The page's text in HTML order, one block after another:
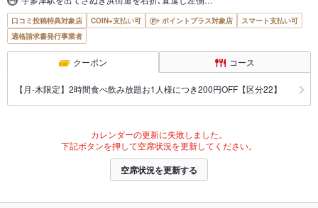
口コミ投稿特典対象店 COIN+支払い可 ポイントプラス対象店
スマート支払い可
適格請求書発行事業者
クーポン コース
【月‐木限定】2時間食べ飲み放題お1人様につき200円OFF【区分22】
カレンダーの更新に失敗しました。
下記ボタンを押して空席状況を更新してください。
空席状況を更新する